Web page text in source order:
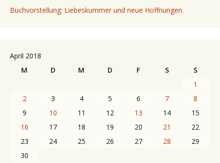
Buchvorstellung: Liebeskummer und neue Hoffnungen
April 2018
M
D M D F S
S
1
2
3 4 5 6 7
8
9
10 11 12 13 14
15
16
17 18 19 20 21
22
23
24 25 26 27 28
29
30